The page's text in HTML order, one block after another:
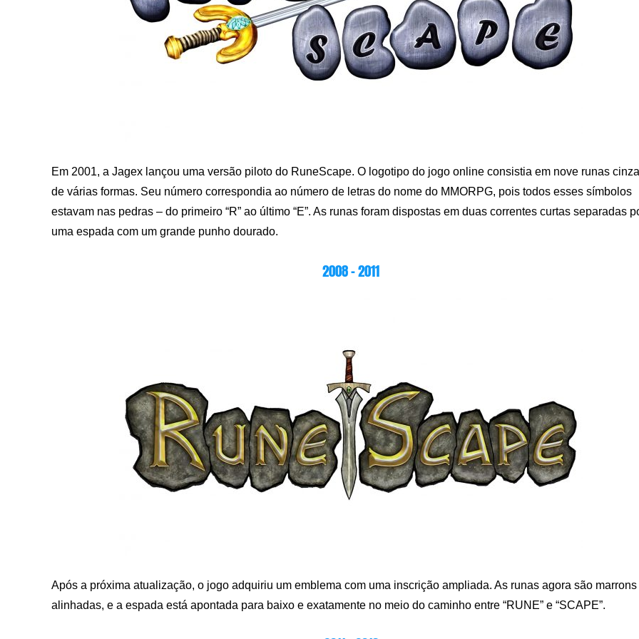
Em 2001, a Jagex lançou uma versão piloto do RuneScape. O logotipo do jogo online consistia em nove runas cinza
de várias formas. Seu número correspondia ao número de letras do nome do MMORPG, pois todos esses símbolos
estavam nas pedras – do primeiro “R” ao último “E”. As runas foram dispostas em duas correntes curtas separadas
uma espada com um grande punho dourado.
2008 – 2011
Após a próxima atualização, o jogo adquiriu um emblema com uma inscrição ampliada. As runas agora são marrons
alinhadas, e a espada está apontada para baixo e exatamente no meio do caminho entre “RUNE” e “SCAPE”.